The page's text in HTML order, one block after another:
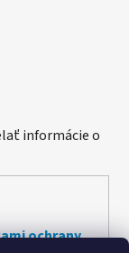
informácie o
ochrany